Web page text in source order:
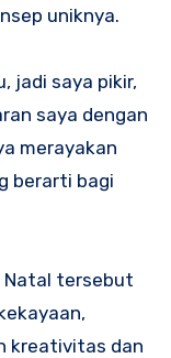
uniknya.
jadi saya pikir,
saya dengan
merayakan
berarti bagi
Natal tersebut
kreativitas dan